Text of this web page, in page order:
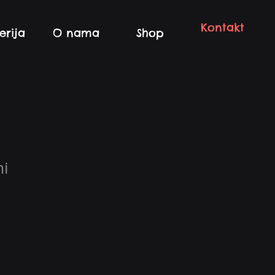
O nama Shop Kontakt